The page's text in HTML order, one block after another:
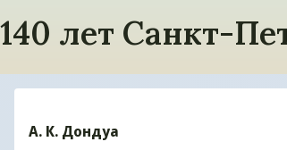
140 лет Санкт-
А. К. Дондуа